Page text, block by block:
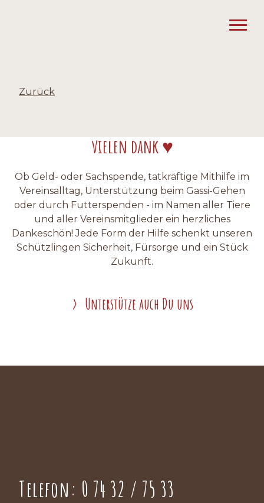
Zurück
vielen dank ♥
Ob Geld- oder Sachspende, tatkräftige Mithilfe im
Vereinsalltag, Unterstützung beim Gassi-Gehen
oder durch Futterspenden - im Namen aller Tiere
und aller Vereinsmitglieder ein herzliches
Dankeschön! Jede Form der Hilfe schenkt unseren
Schützlingen Sicherheit, Fürsorge und ein Stück
Zukunft.
Unterstütze auch Du uns
Telefon: 0 74 32 / 75 33